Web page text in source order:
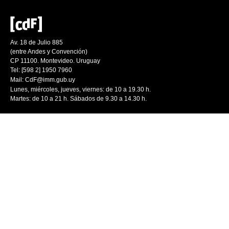
Av. 18 de Julio 885
(entre Andes y Convención)
CP 11100. Montevideo. Uruguay
Tel: [598 2] 1950 7960
Mail: CdF@imm.gub.uy
Lunes, miércoles, jueves, viernes: de 10 a 19.30 h.
Martes: de 10 a 21 h. Sábados de 9.30 a 14.30 h.